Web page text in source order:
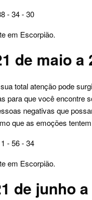
- 34 - 30
em Escorpião.
de maio
total atenção pode
para que você encontre
negativas que
que as emoções
- 56 - 34
em Escorpião.
de junho